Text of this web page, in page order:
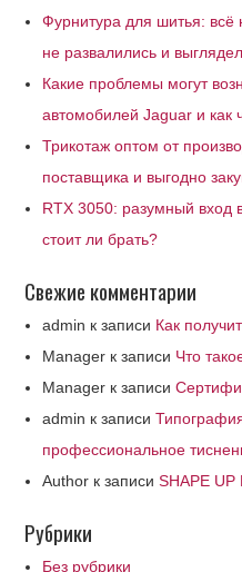
Фурнитура для шитья:
не развалились и
Какие проблемы могут
автомобилей Jaguar и как
Трикотаж оптом от
поставщика и выгодно
RTX 3050: разумный вход
стоит ли брать?
Свежие комментарии
admin к записи Как
Manager к записи Что
Manager к записи
admin к записи
профессиональное
Author к записиSHAPE
Рубрики
Без рубрики